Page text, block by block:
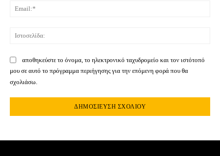
αποθηκεύστε το όνομα, το ηλεκτρονικό ταχυδρομείο και τον ιστότοπό
μου σε αυτό το πρόγραμμα περιήγησης για την επόμενη φορά που θα
σχολιάσω.